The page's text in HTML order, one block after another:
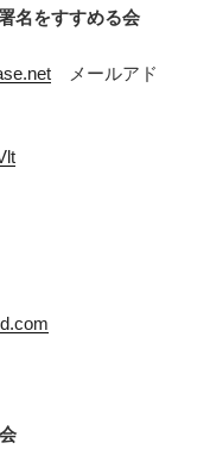
名をすすめる会
メールアド